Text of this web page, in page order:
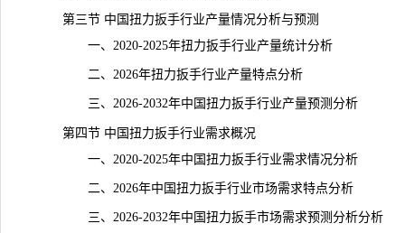
第三节 中国扭力扳手行业产量情况分析与预测
一、2020-2025年扭力扳手行业产量统计分析
二、2026年扭力扳手行业产量特点分析
三、2026-2032年中国扭力扳手行业产量预测分析
第四节 中国扭力扳手行业需求概况
一、2020-2025年中国扭力扳手行业需求情况分析
二、2026年中国扭力扳手行业市场需求特点分析
三、2026-2032年中国扭力扳手市场需求预测分析分析